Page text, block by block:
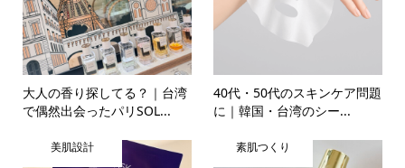
大人の香り探してる？｜台湾
で偶然出会ったパリSOL...
40代・50代のスキンケア問題
に｜韓国・台湾のシー...
美肌設計 素肌つくり